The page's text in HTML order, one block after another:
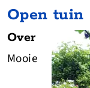
Open tuin
Over
Mooie